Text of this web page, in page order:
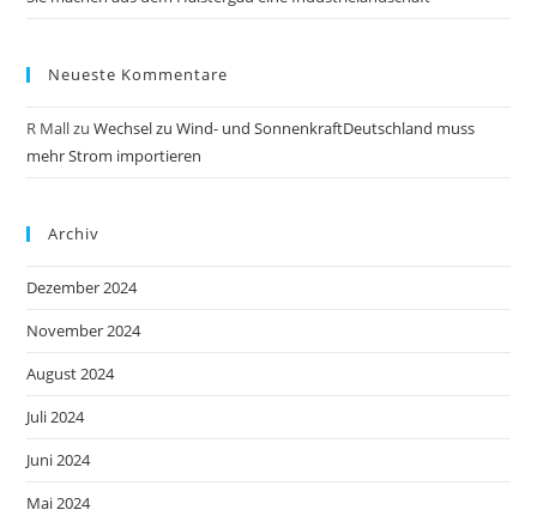
Neueste Kommentare
R MallzuWechsel zu Wind- und SonnenkraftDeutschland muss
mehr Strom importieren
Archiv
Dezember 2024
November 2024
August 2024
Juli 2024
Juni 2024
Mai 2024